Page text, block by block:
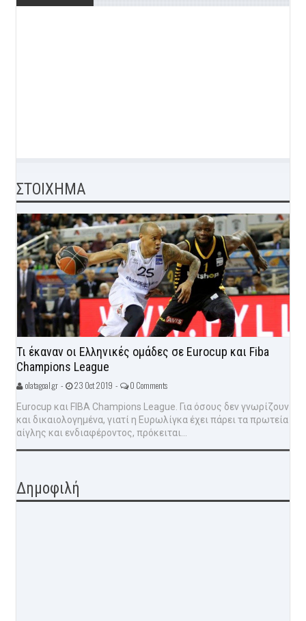
ΣΤΟΙΧΗΜΑ
Τι έκαναν οι Ελληνικές ομάδες σε Eurocup και Fiba
Champions League
olatagoal.gr - 23 Oct 2019 - 0 Comments
Eurocup και FIBA Champions League. Για όσους δεν γνωρίζουν
και δικαιολογημένα, γιατί η Ευρωλίγκα έχει πάρει τα πρωτεία
αίγλης και ενδιαφέροντος, πρόκειται...
Δημοφιλή